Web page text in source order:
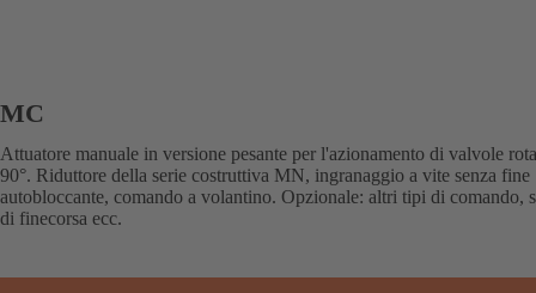
MC
Attuatore manuale in versione pesante per l'azionamento di valvole
90°. Riduttore della serie costruttiva MN, ingranaggio a vite senza fine
autobloccante, comando a volantino. Opzionale: altri tipi di comando,
di finecorsa ecc.